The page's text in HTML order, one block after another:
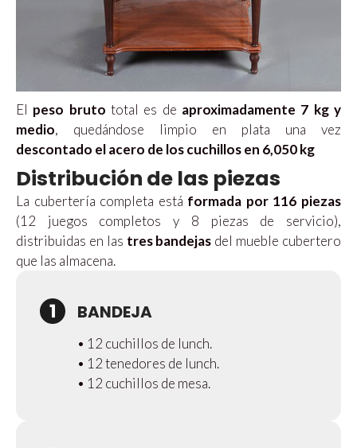
El peso bruto total es de aproximadamente 7 kg y
medio, quedándose limpio en plata una vez
descontado el acero de los cuchillos en 6,050 kg
Distribución de las piezas
La cubertería completa está formada por 116 piezas
(12 juegos completos y 8 piezas de servicio),
distribuidas en las tres bandejas del mueble cubertero
que las almacena.
1 BANDEJA
• 12 cuchillos de lunch.
• 12 tenedores de lunch.
• 12 cuchillos de mesa.